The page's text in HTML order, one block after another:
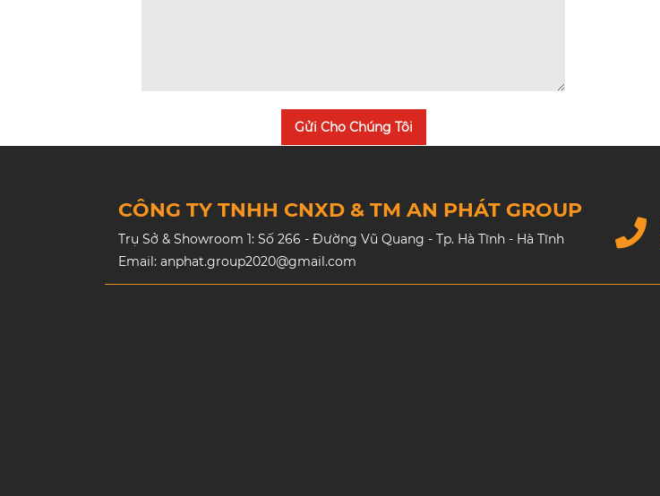
Gửi Cho Chúng Tôi
CÔNG TY TNHH CNXD & TM AN PHÁT GROUP
Trụ Sở & Showroom 1: Số 266 - Đường Vũ Quang - Tp. Hà Tĩnh - Hà Tĩnh
Email: anphat.group2020@gmail.com